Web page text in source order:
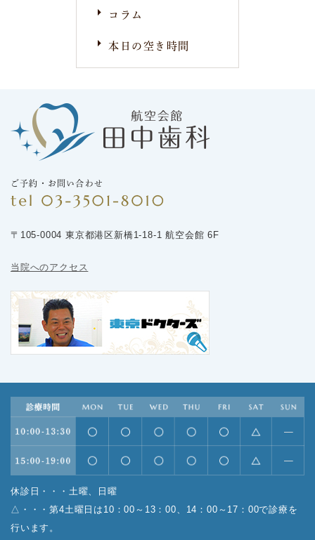
コラム
本日の空き時間
ご予約・お問い合わせ
〒105-0004 東京都港区新橋1-18-1 航空会館 6F
当院へのアクセス
休診日・・・土曜、日曜
△・・・第4土曜日は10：00～13：00、14：00～17：00で診療を
行います。